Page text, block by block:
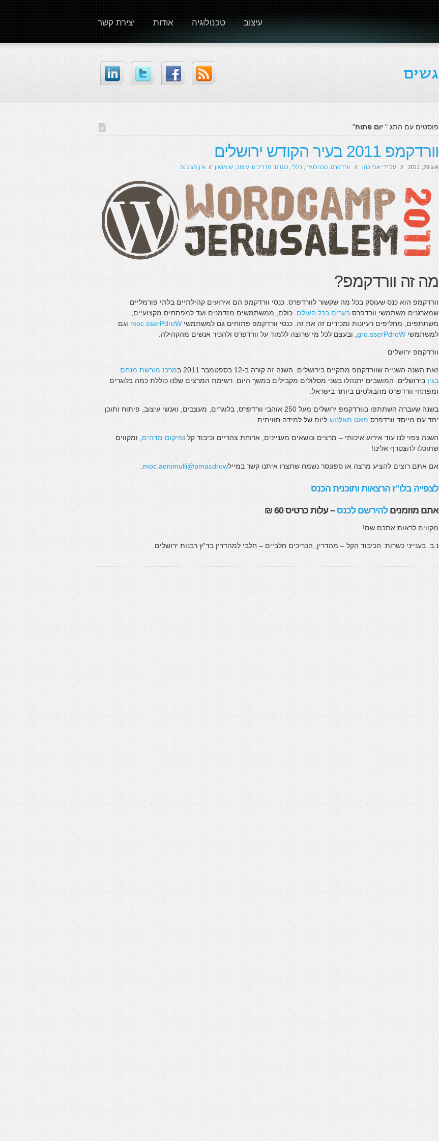
יצירת קשר אודות טכנולוגיה עיצוב
פוסטים עם התג " יום פתוח"
וורדקמפ 2011 בעיר הקודש ירושלים
אוג 29, 2011 // על ידי אבי כהן // וורדפרס טכנולוגיה כללי כנסים מדריכים עיצוב שימושון // אין תגובות
מה זה וורדקמפ?
וורדקמפ הוא כנס שעוסק בכל מה שקשור לוורדפרס. כנסי וורדקמפ הם אירועים קהילתיים בלתי פורמליים
שמארגנים משתמשי וורדפרס בערים בכל העולם. כולם, ממשתמשים מזדמנים ועד למפתחים מקצועיים,
משתתפים, מחליפים רעיונות ומכירים זה את זה. כנסי וורדקמפ פתוחים גם למשתמשי WordPress.com וגם
למשתמשי WordPress.org , ובעצם לכל מי שרוצה ללמוד על וורדפרס ולהכיר אנשים מהקהילה.
וורדקמפ ירושלים
זאת השנה השנייה שוורדקמפ מתקיים בירושלים. השנה זה קורה ב-12 בספטמבר 2011 ב
מרכז מורשת מנחם
בגין בירושלים. המושבים יתנהלו בשני מסלולים מקבילים במשך היום. רשימת המרצים שלנו כוללת כמה בלוגרים
ומפתחי וורדפרס מהבולטים ביותר בישראל.
בשנה שעברה השתתפו בוורדקמפ ירושלים מעל 250 אוהבי וורדפרס, בלוגרים, מעצבים, ואנשי עיצוב, פיתוח ותוכן
יחד עם מייסד וורדפרס מאט מאלנווג ליום של למידה חוויתית.
השנה צפוי לנו עוד אירוע איכותי – מרצים ונושאים מעניינים, ארוחת צהריים וכיבוד קל ומיקום מדהים , ומקווים
שתוכלו להצטרף אלינו!
אם אתם רוצים להציע מרצה או ספונסר נשמח שתצרו איתנו קשר במיילwordcamp@illuminea.com
לצפייה בלו"ז הרצאות ותוכנית הכנס
אתם מוזמניםלהירשם לכנס– עלות כרטיס 60 ₪
מקווים לראות אתכם שם!
נ.ב. בענייני כשרות: הכיבוד הקל – מהדרין, הכריכים חלביים – חלבי למהדרין בד”ץ רבנות ירושלים.